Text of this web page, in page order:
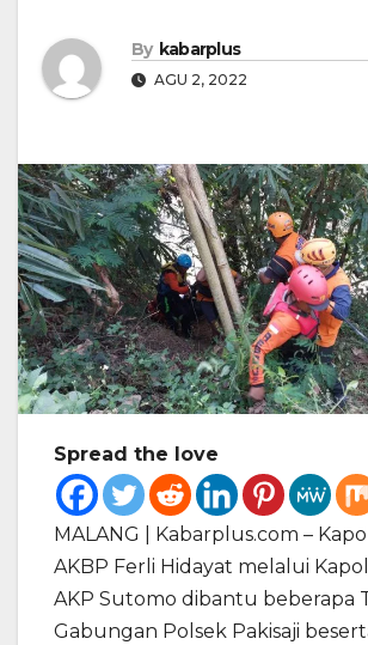
By kabarplus
AGU 2, 2022
Spread the love
MALANG | Kabarplus.com –
AKBP Ferli Hidayat melalui
AKP Sutomo dibantu beberapa
Gabungan Polsek Pakisaji